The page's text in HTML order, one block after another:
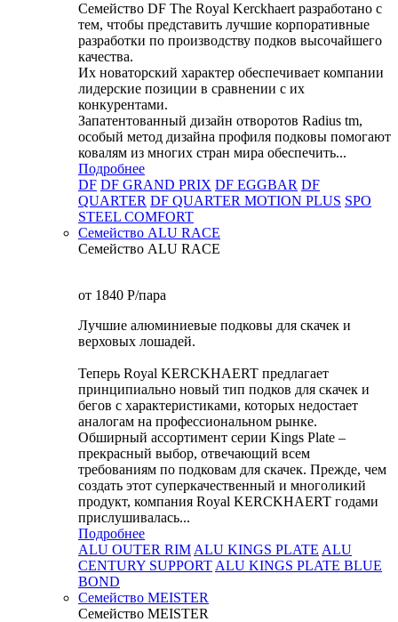
Семейство DF The Royal Kerckhaert разработано с
тем, чтобы представить лучшие корпоративные
разработки по производству подков высочайшего
качества.
Их новаторский характер обеспечивает компании
лидерские позиции в сравнении с их
конкурентами.
Запатентованный дизайн отворотов Radius tm,
особый метод дизайна профиля подковы помогают
ковалям из многих стран мира обеспечить...
Подробнее
DF DF GRAND PRIX DF EGGBAR DF
QUARTER DF QUARTER MOTION PLUS SPO
STEEL COMFORT
Семейство ALU RACE
Семейство ALU RACE
от 1840 P/пара
Лучшие алюминиевые подковы для скачек и
верховых лошадей.
Теперь Royal KERCKHAERT предлагает
принципиально новый тип подков для скачек и
бегов с характеристиками, которых недостает
аналогам на профессиональном рынке.
Обширный ассортимент серии Kings Plate –
прекрасный выбор, отвечающий всем
требованиям по подковам для скачек. Прежде, чем
создать этот суперкачественный и многоликий
продукт, компания Royal KERCKHAERT годами
прислушивалась...
Подробнее
ALU OUTER RIM ALU KINGS PLATE ALU
CENTURY SUPPORT ALU KINGS PLATE BLUE
BOND
Семейство МEISTER
Семейство МEISTER